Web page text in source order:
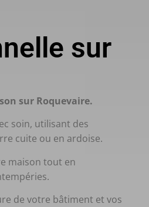
sur
sur Roquevaire.
soin, utilisant des
cuite ou en ardoise.
maison tout en
de votre bâtiment et vos